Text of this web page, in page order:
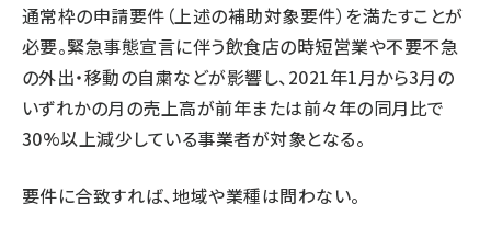
通常枠の申請要件（上述の補助対象要件）を満たすことが
必要。緊急事態宣言に伴う飲食店の時短営業や不要不急
の外出・移動の自粛などが影響し、2021年1月から3月の
いずれかの月の売上高が前年または前々年の同月比で
30%以上減少している事業者が対象となる。
要件に合致すれば、地域や業種は問わない。